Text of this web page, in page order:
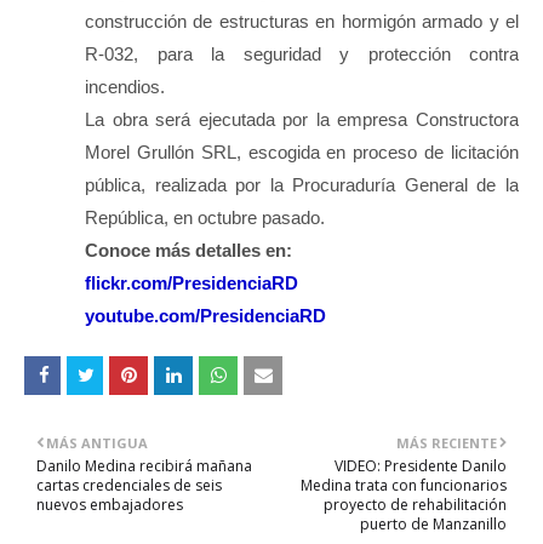
construcción de estructuras en hormigón armado y el
R-032, para la seguridad y protección contra
incendios.
La obra será ejecutada por la empresa Constructora
Morel Grullón SRL, escogida en proceso de licitación
pública, realizada por la Procuraduría General de la
República, en octubre pasado.
Conoce más detalles en:
flickr.com/PresidenciaRD
youtube.com/PresidenciaRD
MÁS RECIENTE
VIDEO: Presidente Danilo
Medina trata con funcionarios
proyecto de rehabilitación
puerto de Manzanillo
MÁS ANTIGUA
Danilo Medina recibirá mañana
cartas credenciales de seis
nuevos embajadores